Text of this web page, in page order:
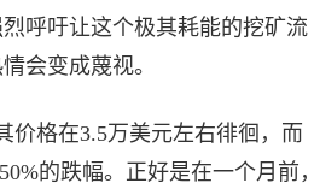
呼吁让这个极其耗能的挖矿流
会变成蔑视。
价格在3.5万美元左右徘徊，而
的跌幅。正好是在一个月前，